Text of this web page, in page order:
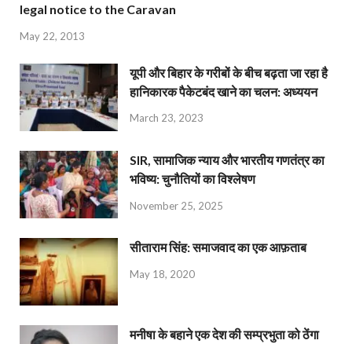
legal notice to the Caravan
May 22, 2013
यूपी और बिहार के गरीबों के बीच बढ़ता जा रहा है
हानिकारक पैकेटबंद खाने का चलन: अध्ययन
March 23, 2023
SIR, सामाजिक न्याय और भारतीय गणतंत्र का
भविष्य: चुनौतियों का विश्लेषण
November 25, 2025
सीताराम सिंह: समाजवाद का एक आफ़ताब
May 18, 2020
मनीषा के बहाने एक देश की सम्प्रभुता को ठेंगा